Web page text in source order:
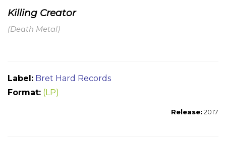
Killing Creator
(Death Metal)
Label: Bret Hard Records
Format: (LP)
Release: 2017